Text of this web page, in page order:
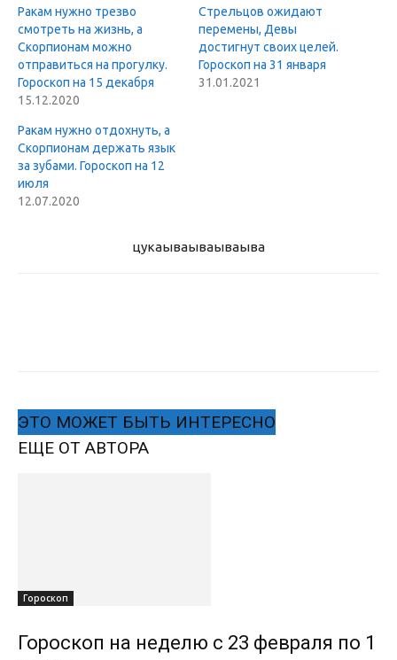
Ракам нужно трезво
смотреть на жизнь, а
Скорпионам можно
отправиться на прогулку.
Гороскоп на 15 декабря
15.12.2020
Стрельцов ожидают
перемены, Девы
достигнут своих целей.
Гороскоп на 31 января
31.01.2021
Ракам нужно отдохнуть, а
Скорпионам держать язык
за зубами. Гороскоп на 12
июля
12.07.2020
цукаываываываыва
ЭТО МОЖЕТ БЫТЬ ИНТЕРЕСНО
ЕЩЕ ОТ АВТОРА
Гороскоп
Гороскоп на неделю с 23 февраля по 1